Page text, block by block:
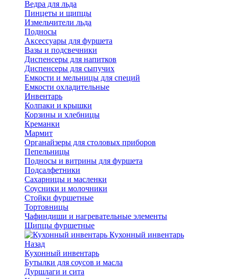
Ведра для льда
Пинцеты и щипцы
Измельчители льда
Подносы
Аксессуары для фуршета
Вазы и подсвечники
Диспенсеры для напитков
Диспенсеры для сыпучих
Емкости и мельницы для специй
Емкости охладительные
Инвентарь
Колпаки и крышки
Корзины и хлебницы
Креманки
Мармит
Органайзеры для столовых приборов
Пепельницы
Подносы и витрины для фуршета
Подсалфетники
Сахарницы и масленки
Соусники и молочники
Стойки фуршетные
Тортовницы
Чафиндиши и нагревательные элементы
Щипцы фуршетные
Кухонный инвентарь
Назад
Кухонный инвентарь
Бутылки для соусов и масла
Дуршлаги и сита